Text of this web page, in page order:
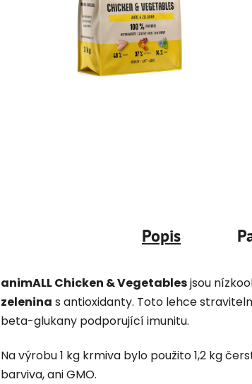
Popis
animALL Chicken & Vegetablesjsou
zelenina s antioxidanty. Toto lehce
beta-glukany podporující imunitu.
Na výrobu 1 kg krmiva bylo použito 1,2 kg
barviva, ani GMO.